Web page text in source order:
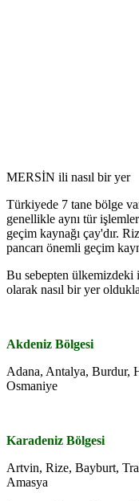
MERSİN ili nasıl bir yer
Türkiyede 7 tane bölge
genellikle aynı tür
geçim kaynağı çay'dır.
pancarı önemli geçim
Bu sebepten ülkemizdeki
olarak nasıl bir yer
Akdeniz Bölgesi
Adana, Antalya, Burdur,
Osmaniye
Karadeniz Bölgesi
Artvin, Rize, Bayburt,
Amasya